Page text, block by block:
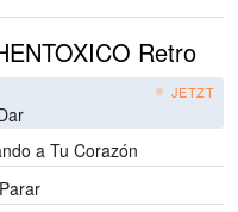
Retro
JETZT
a Tu Corazón